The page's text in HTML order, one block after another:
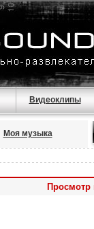
Видеоклипы
Моя музыка
Просмотр